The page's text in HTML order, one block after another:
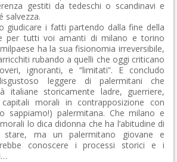
gestiti da tedeschi o scandinavi e
salvezza.
giudicare i fatti partendo dalla fine della
per tutti voi amanti di milano e torino
ha la sua fisionomia irreversibile,
rubando a quelli che oggi criticano
ignoranti, e “limitati”. E concludo
leggere di palermitani che
italiane storicamente ladre, guerriere,
morali in contrapposizione con
sappiamo!) palermitana. Che milano e
lo dica didonna che ha l’abitudine di
stare, ma un palermitano giovane e
conoscere i processi storici e i